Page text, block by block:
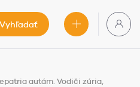
Vyhľadať
autám. Vodiči zúria,